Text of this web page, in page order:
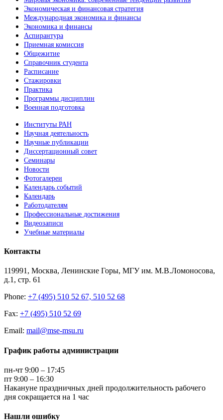
Экономическая и финансовая стратегия
Международная экономика и финансы
Экономика и финансы
Аспирантура
Приемная комиссия
Общежитие
Справочник студента
Расписание
Стажировки
Практика
Программы дисциплин
Военная подготовка
Институты РАН
Научная деятельность
Научные публикации
Диссертационный совет
Семинары
Новости
Фотогалереи
Календарь событий
Календарь
Работодателям
Профессиональные достижения
Видеозаписи
Учебные материалы
Контакты
119991, Москва, Ленинские Горы, МГУ им. М.В.Ломоносова,
д.1, стр. 61
Phone: +7 (495) 510 52 67, 510 52 68
Fax: +7 (495) 510 52 69
Email: mail@mse-msu.ru
График работы администрации
пн-чт 9:00 – 17:45
пт 9:00 – 16:30
Накануне праздничных дней продолжительность рабочего
дня сокращается на 1 час
Нашли ошибку